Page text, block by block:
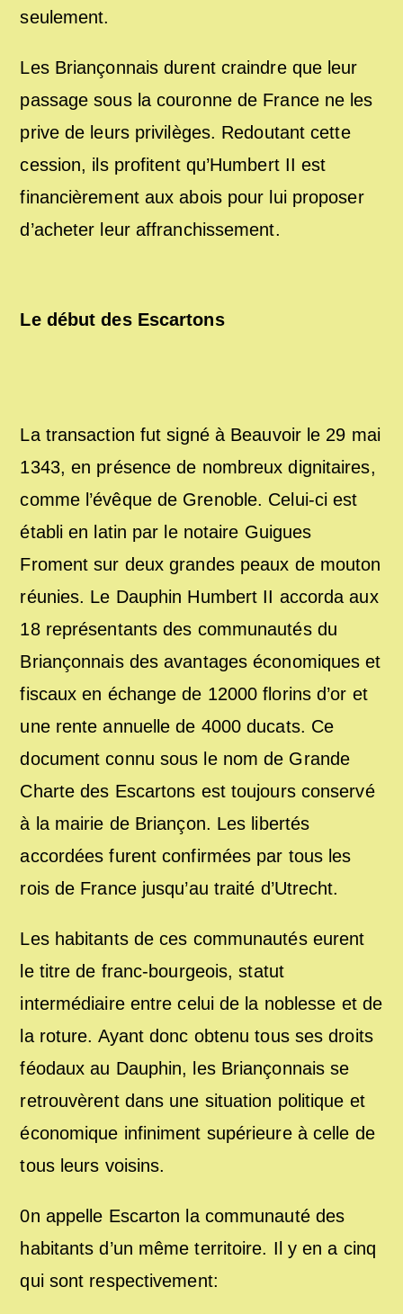
seulement.
Les Briançonnais durent craindre que leur
passage sous la couronne de France ne les
prive de leurs privilèges. Redoutant cette
cession, ils profitent qu’Humbert II est
financièrement aux abois pour lui proposer
d’acheter leur affranchissement.
Le début des Escartons
La transaction fut signé à Beauvoir le 29 mai
1343, en présence de nombreux dignitaires,
comme l’évêque de Grenoble. Celui-ci est
établi en latin par le notaire Guigues
Froment sur deux grandes peaux de mouton
réunies. Le Dauphin Humbert II accorda aux
18 représentants des communautés du
Briançonnais des avantages économiques et
fiscaux en échange de 12000 florins d’or et
une rente annuelle de 4000 ducats. Ce
document connu sous le nom de Grande
Charte des Escartons est toujours conservé
à la mairie de Briançon. Les libertés
accordées furent confirmées par tous les
rois de France jusqu’au traité d’Utrecht.
Les habitants de ces communautés eurent
le titre de franc-bourgeois, statut
intermédiaire entre celui de la noblesse et de
la roture. Ayant donc obtenu tous ses droits
féodaux au Dauphin, les Briançonnais se
retrouvèrent dans une situation politique et
économique infiniment supérieure à celle de
tous leurs voisins.
0n appelle Escarton la communauté des
habitants d’un même territoire. Il y en a cinq
qui sont respectivement: